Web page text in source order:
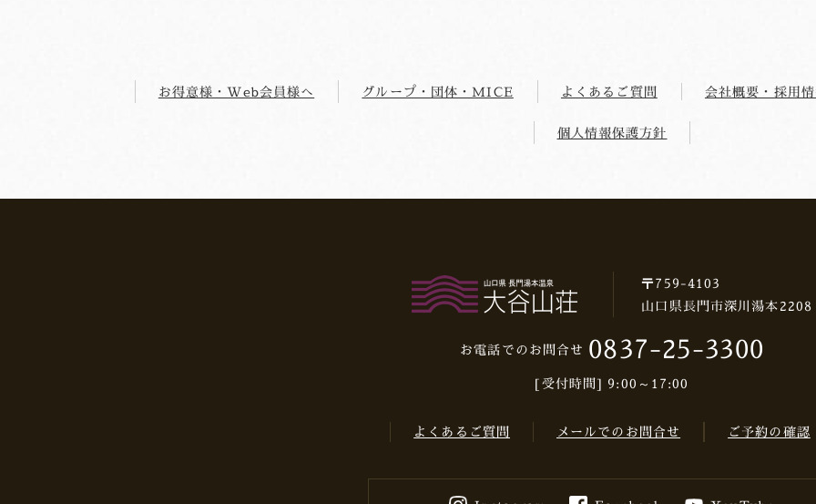
お得意様・Web会員様へ グループ・団体・MICE よくあるご質問 会社概要・採用
個人情報保護方針
〒759-4103
山口県長門市深川湯本2208
お電話でのお問合せ 0837-25-3300
[受付時間] 9:00～17:00
よくあるご質問 メールでのお問合せ ご予約の確認